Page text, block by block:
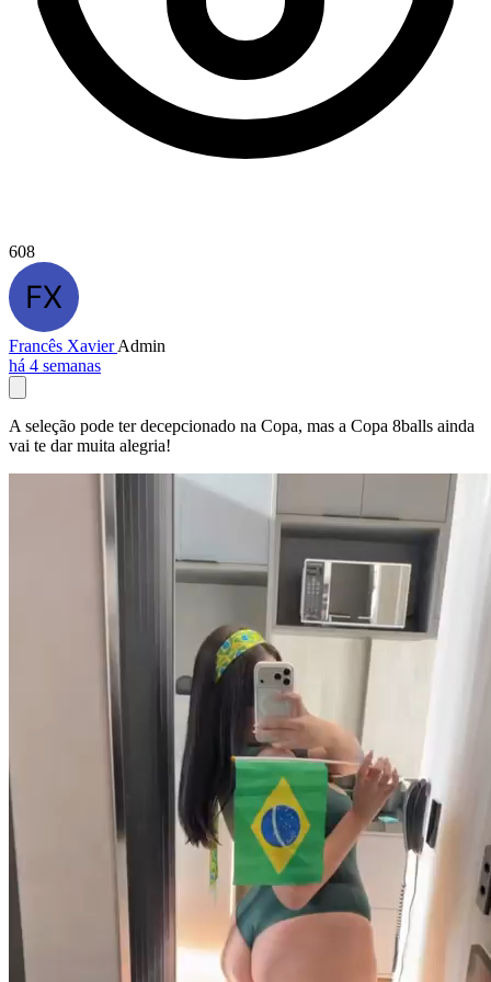
608
Francês XavierAdmin
há 4 semanas
A seleção pode ter decepcionado na Copa, mas a Copa 8balls ainda
vai te dar muita alegria!